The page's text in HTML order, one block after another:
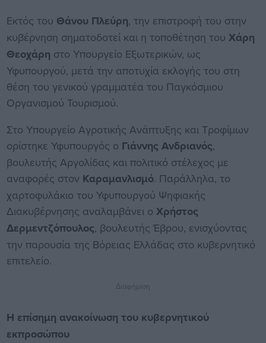
Εκτός του Θάνου Πλεύρη, την επιστροφή του στην
κυβέρνηση σηματοδοτεί και η τοποθέτηση του Χάρη
Θεοχάρη στο Υπουργείο Εξωτερικών, ως
Υφυπουργού, μετά την αποτυχία εκλογής του στη
θέση του γενικού γραμματέα του Παγκόσμιου
Οργανισμού Τουρισμού.
Στο Υπουργείο Αγροτικής Ανάπτυξης και Τροφίμων
ορίστηκε Υφυπουργός ο Γιάννης Ανδριανός,
βουλευτής Αργολίδας και πολιτικό στέλεχος με
αναφορές στον Καραμανλισμό. Παράλληλα, το
χαρτοφυλάκιο του Υφυπουργού Ψηφιακής
Διακυβέρνησης αναλαμβάνει ο Χρήστος
Δερμεντζόπουλος, βουλευτής Έβρου, ενισχύοντας
την παρουσία της Βόρειας Ελλάδας στο κυβερνητικό
επιτελείο.
Διαφήμιση
Η επίσημη ανακοίνωση του κυβερνητικού
εκπροσώπου